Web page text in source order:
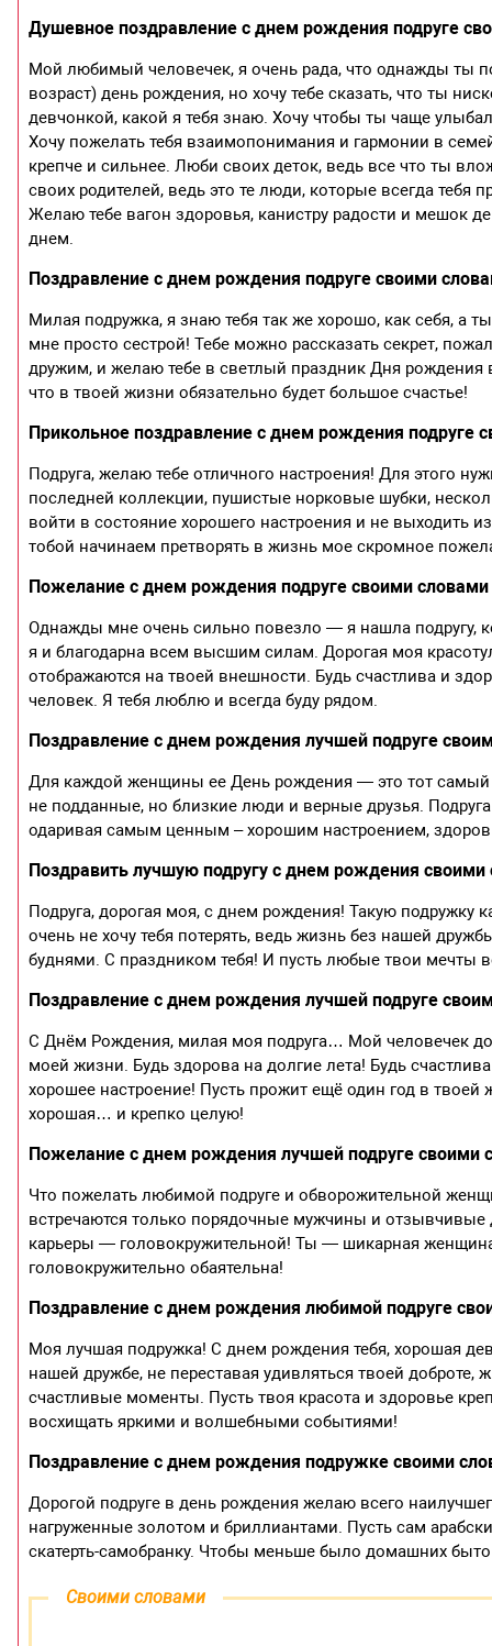
Душевное поздравление с днем рождения подруге
Мой любимый человечек, я очень рада, что однажды ты
возраст) день рождения, но хочу тебе сказать, что ты
девчонкой, какой я тебя знаю. Хочу чтобы ты чаще
Хочу пожелать тебя взаимопонимания и гармонии в
крепче и сильнее. Люби своих деток, ведь все что ты
своих родителей, ведь это те люди, которые всегда
Желаю тебе вагон здоровья, канистру радости и мешок
днем.
Поздравление с днем рождения подруге своими
Милая подружка, я знаю тебя так же хорошо, как себя, а
мне просто сестрой! Тебе можно рассказать секрет,
дружим, и желаю тебе в светлый праздник Дня рождения
что в твоей жизни обязательно будет большое счастье!
Прикольное поздравление с днем рождения подруге
Подруга, желаю тебе отличного настроения! Для этого
последней коллекции, пушистые норковые шубки,
войти в состояние хорошего настроения и не выходить
тобой начинаем претворять в жизнь мое скромное
Пожелание с днем рождения подруге своими словами
Однажды мне очень сильно повезло — я нашла подругу,
я и благодарна всем высшим силам. Дорогая моя
отображаются на твоей внешности. Будь счастлива и
человек. Я тебя люблю и всегда буду рядом.
Поздравление с днем рождения лучшей подруге
Для каждой женщины ее День рождения — это тот самый
не подданные, но близкие люди и верные друзья.
одаривая самым ценным – хорошим настроением,
Поздравить лучшую подругу с днем рождения своими
Подруга, дорогая моя, с днем рождения! Такую подружку
очень не хочу тебя потерять, ведь жизнь без нашей
буднями. С праздником тебя! И пусть любые твои мечты
Поздравление с днем рождения лучшей подруге
С Днём Рождения, милая моя подруга… Мой человечек
моей жизни. Будь здорова на долгие лета! Будь
хорошее настроение! Пусть прожит ещё один год в
хорошая… и крепко целую!
Пожелание с днем рождения лучшей подруге своими
Что пожелать любимой подруге и обворожительной
встречаются только порядочные мужчины и
карьеры — головокружительной! Ты — шикарная
головокружительно обаятельна!
Поздравление с днем рождения любимой подруге
Моя лучшая подружка! С днем рождения тебя, хорошая
нашей дружбе, не переставая удивляться твоей
счастливые моменты. Пусть твоя красота и здоровье
восхищать яркими и волшебными событиями!
Поздравление с днем рождения подружке своими
Дорогой подруге в день рождения желаю всего
нагруженные золотом и бриллиантами. Пусть сам
скатерть-самобранку. Чтобы меньше было домашних
Своими словами